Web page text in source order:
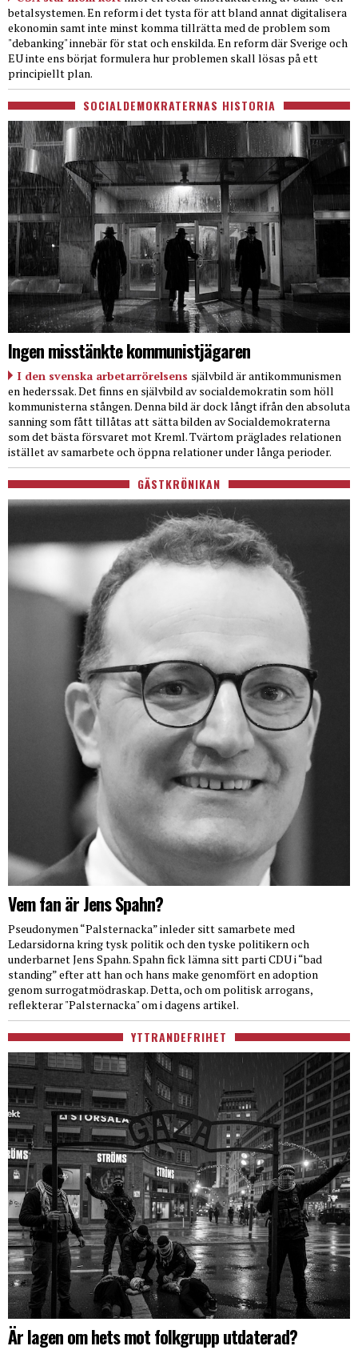
betalsystemen. En reform i det tysta för att bland annat digitalisera
ekonomin samt inte minst komma tillrätta med de problem som
"debanking" innebär för stat och enskilda. En reform där Sverige och
EU inte ens börjat formulera hur problemen skall lösas på ett
principiellt plan.
SOCIALDEMOKRATERNAS HISTORIA
Ingen misstänkte kommunistjägaren
I den svenska arbetarrörelsens självbild är antikommunismen
en hederssak. Det finns en självbild av socialdemokratin som höll
kommunisterna stången. Denna bild är dock långt ifrån den absoluta
sanning som fått tillåtas att sätta bilden av Socialdemokraterna
som det bästa försvaret mot Kreml. Tvärtom präglades relationen
istället av samarbete och öppna relationer under långa perioder.
GÄSTKRÖNIKAN
Vem fan är Jens Spahn?
Pseudonymen “Palsternacka” inleder sitt samarbete med
Ledarsidorna kring tysk politik och den tyske politikern och
underbarnet Jens Spahn. Spahn fick lämna sitt parti CDU i “bad
standing” efter att han och hans make genomfört en adoption
genom surrogatmödraskap. Detta, och om politisk arrogans,
reflekterar "Palsternacka" om i dagens artikel.
YTTRANDEFRIHET
Är lagen om hets mot folkgrupp utdaterad?